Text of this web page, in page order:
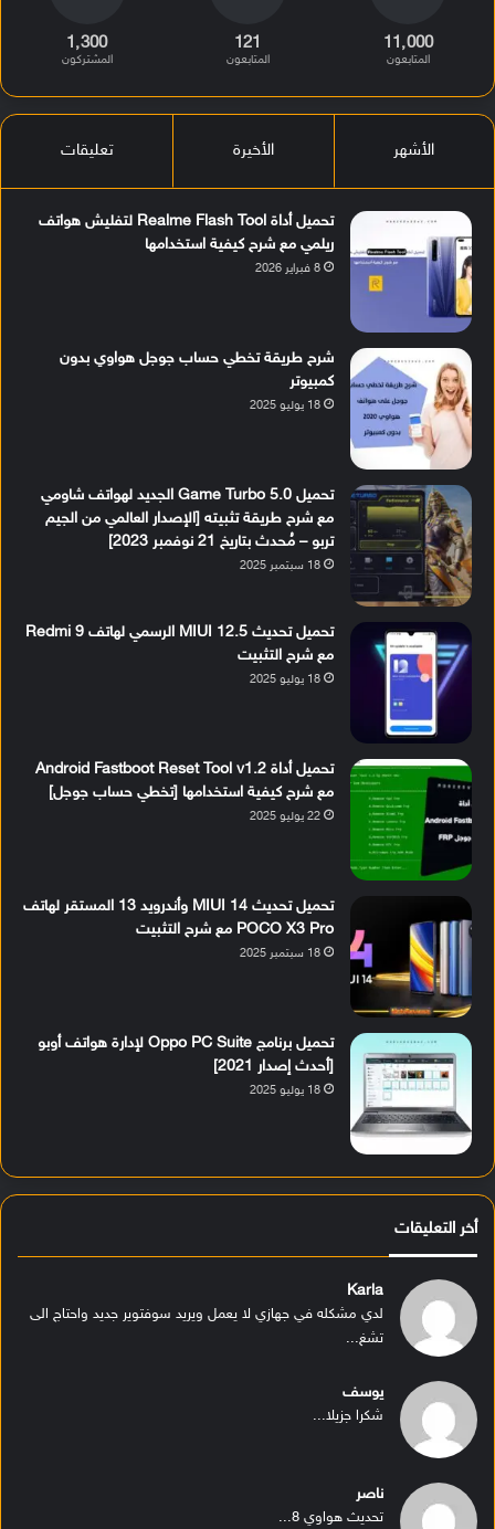
11٬000
المتابعون
121
المتابعون
1٬300
المشتركون
الأشهر الأخيرة تعليقات
تحميل أداة Realme Flash Tool لتفليش هواتف
ريلمي مع شرح كيفية استخدامها
8 فبراير 2026
شرح طريقة تخطي حساب جوجل هواوي بدون
كمبيوتر
18 يوليو 2025
تحميل Game Turbo 5.0 الجديد لهواتف شاومي
مع شرح طريقة تثبيته [الإصدار العالمي من الجيم
تربو – مُحدث بتاريخ 21 نوفمبر 2023]
18 سبتمبر 2025
تحميل تحديث MIUI 12.5 الرسمي لهاتف Redmi 9
مع شرح التثبيت
18 يوليو 2025
تحميل أداة Android Fastboot Reset Tool v1.2
مع شرح كيفية استخدامها [تخطي حساب جوجل]
22 يوليو 2025
تحميل تحديث MIUI 14 وأندرويد 13 المستقر لهاتف
POCO X3 Pro مع شرح التثبيت
18 سبتمبر 2025
تحميل برنامج Oppo PC Suite لإدارة هواتف أوبو
[أحدث إصدار 2021]
18 يوليو 2025
أخر التعليقات
Karla
لدي مشكله في جهازي لا يعمل ويريد سوفتوير جديد واحتاج الى
تشغ...
يوسف
شكرا جزيلا...
ناصر
تحديث هواوي 8...